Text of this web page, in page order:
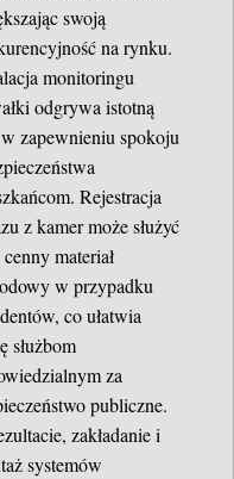
swoją
na rynku.
monitoringu
odgrywa istotną
zapewnieniu spokoju
Rejestracja
z kamer może służyć
materiał
w przypadku
co ułatwia
służbom
za
publiczne.
zakładanie i
systemów